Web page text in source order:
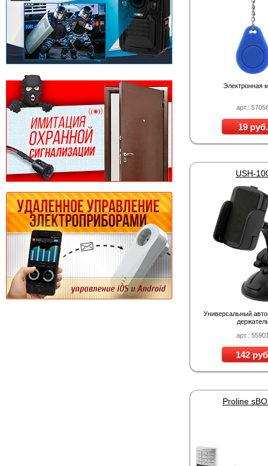
арт.:
Электронная
19 руб.
арт.:
USH-
Универсальный
142
Proline